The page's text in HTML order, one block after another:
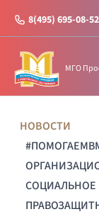
8(495) 695-08-52
МГО
НОВОСТИ
СОЦИАЛЬНОЕ